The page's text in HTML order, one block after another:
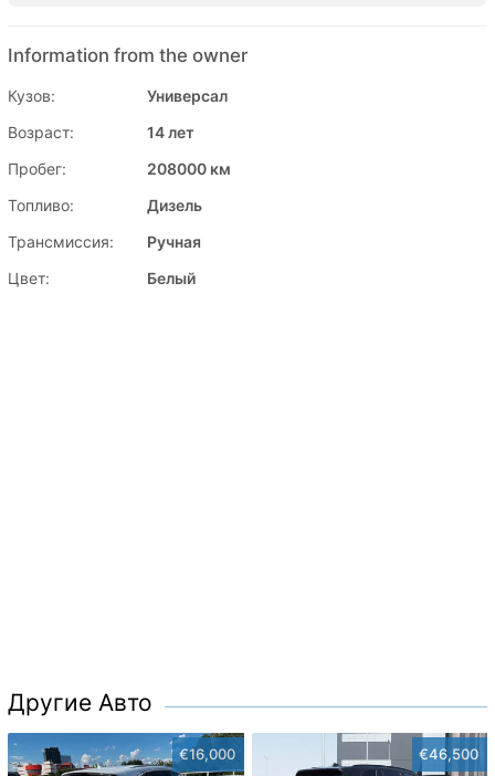
Information from the owner
Кузов:
Универсал
Возраст:
14 лет
Пробег:
208000 км
Топливо:
Дизель
Трансмиссия:
Ручная
Цвет:
Белый
Другие Авто
€16,000 €46,500